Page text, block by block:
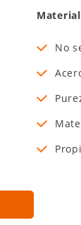
Material
No